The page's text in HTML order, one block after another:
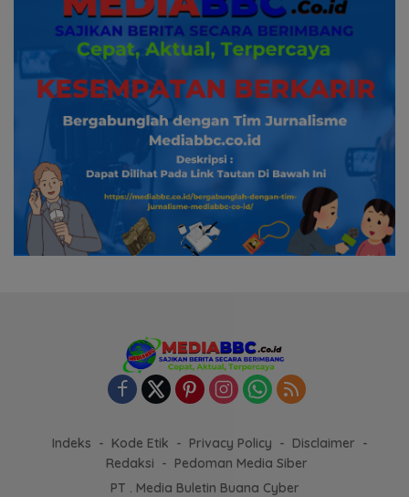
Indeks Kode Etik Privacy Policy
Disclaimer
Redaksi
Pedoman Media Siber
PT . Media Buletin Buana Cyber